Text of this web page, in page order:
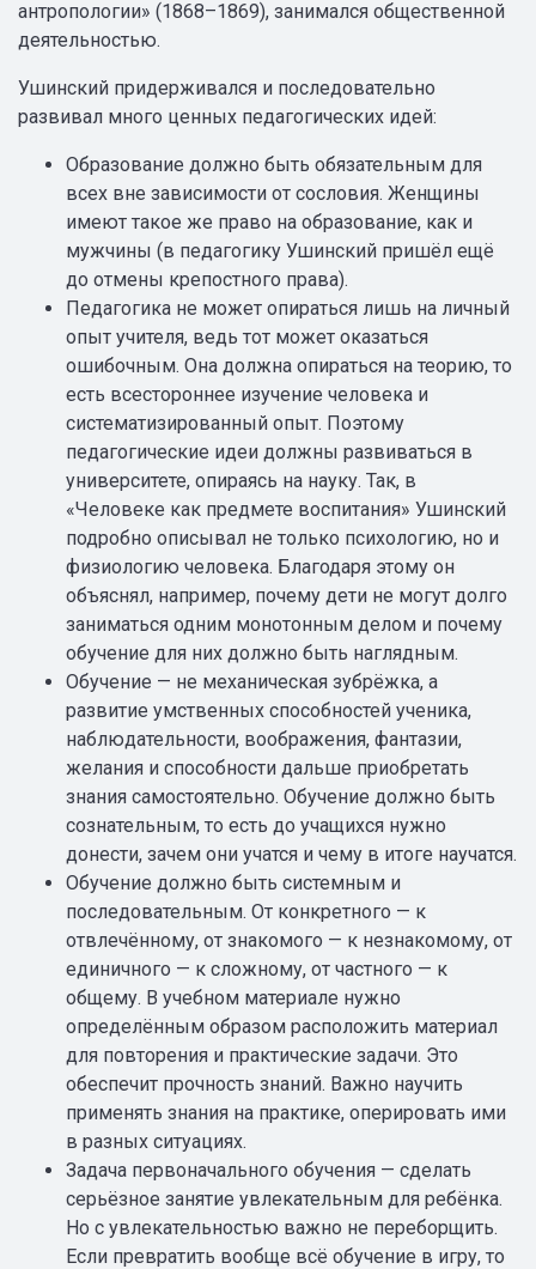
антропологии» (1868–1869), занимался общественной
деятельностью.
Ушинский придерживался и последовательно
развивал много ценных педагогических идей:
Образование должно быть обязательным для
всех вне зависимости от сословия. Женщины
имеют такое же право на образование, как и
мужчины (в педагогику Ушинский пришёл ещё
до отмены крепостного права).
Педагогика не может опираться лишь на личный
опыт учителя, ведь тот может оказаться
ошибочным. Она должна опираться на теорию, то
есть всестороннее изучение человека и
систематизированный опыт. Поэтому
педагогические идеи должны развиваться в
университете, опираясь на науку. Так, в
«Человеке как предмете воспитания» Ушинский
подробно описывал не только психологию, но и
физиологию человека. Благодаря этому он
объяснял, например, почему дети не могут долго
заниматься одним монотонным делом и почему
обучение для них должно быть наглядным.
Обучение — не механическая зубрёжка, а
развитие умственных способностей ученика,
наблюдательности, воображения, фантазии,
желания и способности дальше приобретать
знания самостоятельно. Обучение должно быть
сознательным, то есть до учащихся нужно
донести, зачем они учатся и чему в итоге научатся.
Обучение должно быть системным и
последовательным. От конкретного — к
отвлечённому, от знакомого — к незнакомому, от
единичного — к сложному, от частного — к
общему. В учебном материале нужно
определённым образом расположить материал
для повторения и практические задачи. Это
обеспечит прочность знаний. Важно научить
применять знания на практике, оперировать ими
в разных ситуациях.
Задача первоначального обучения — сделать
серьёзное занятие увлекательным для ребёнка.
Но с увлекательностью важно не переборщить.
Если превратить вообще всё обучение в игру, то